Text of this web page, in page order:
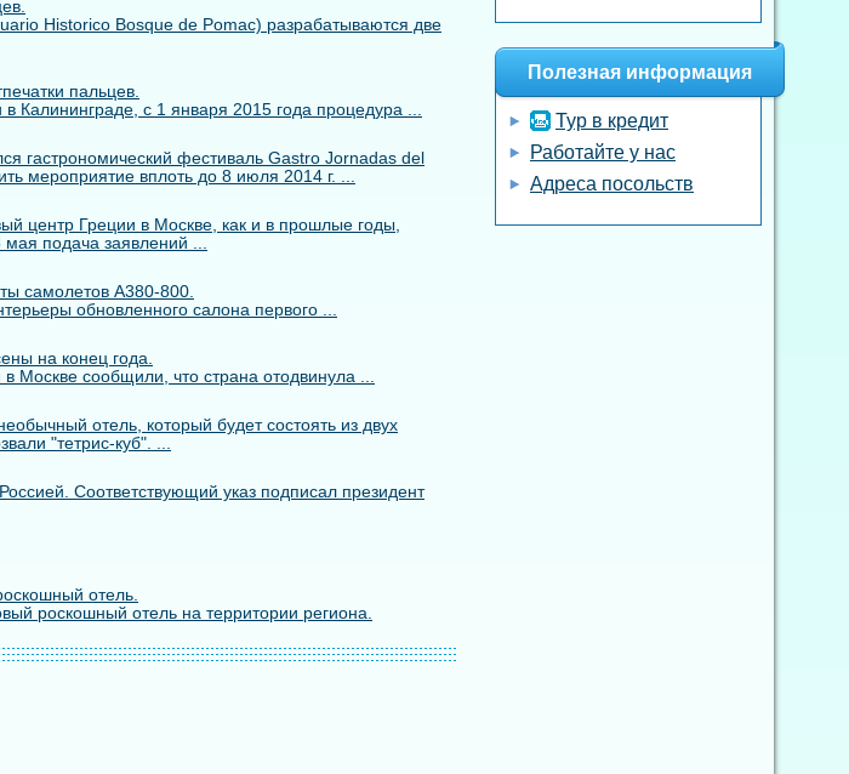
Historico Bosque de Pomac) разрабатываются две
пальцев.
Калининграде, с 1 января 2015 года процедура ...
гастрономический фестиваль Gastro Jornadas del
мероприятие вплоть до 8 июля 2014 г. ...
центр Греции в Москве, как и в прошлые годы,
подача заявлений ...
самолетов A380-800.
обновленного салона первого ...
на конец года.
Москве сообщили, что страна отодвинула ...
отель, который будет состоять из двух
"тетрис-куб". ...
Соответствующий указ подписал президент
отель.
роскошный отель на территории региона.
Полезная информация
Тур в кредит
Работайте у нас
Адреса посольств